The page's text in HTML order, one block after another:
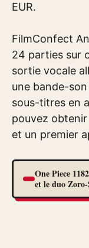
EUR.
FilmConfect
24 parties sur
sortie vocale
une bande-
sous-titres en
pouvez
et un premier
One Piece
et le duo